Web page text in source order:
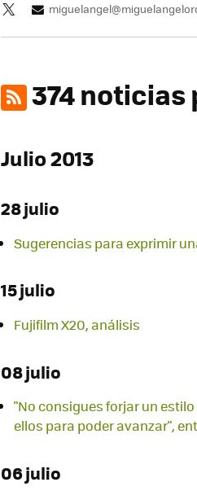
374
Julio 2013
28 julio
Sugerencias para exprimir
15 julio
Fujifilm X20, análisis
08 julio
"No consigues forjar un
ellos para poder avanzar",
06 julio